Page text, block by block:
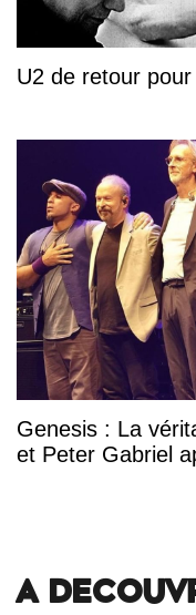
U2 de retour
Genesis : La
et Peter Gabriel
A